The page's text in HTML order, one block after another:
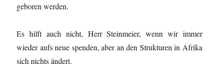
geboren werden.
Es hilft auch nicht, Herr Steinmeier, wenn wir immer
wieder aufs neue spenden, aber an den Strukturen in Afrika
sich nichts ändert.